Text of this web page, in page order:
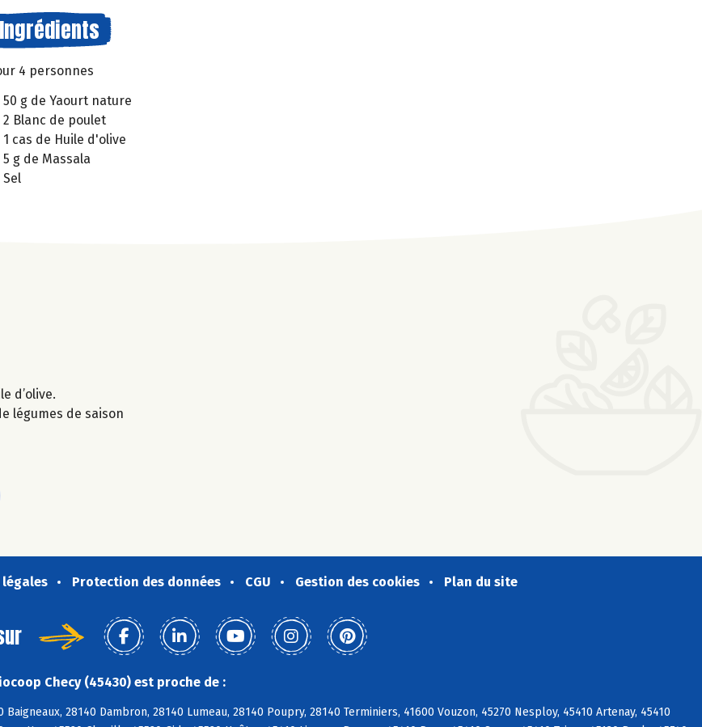
Ingrédients
4 personnes
50 g de Yaourt nature
2 Blanc de poulet
1 cas de Huile d'olive
5 g de Massala
Sel
d’olive.
légumes de saison
Protection des données CGU Gestion des cookies Plan du site
Checy (45430) est proche de :
Baigneaux, 28140 Dambron, 28140 Lumeau, 28140 Poupry, 28140 Terminiers, 41600 Vouzon, 45270 Nesploy, 45410 Artenay, 45410